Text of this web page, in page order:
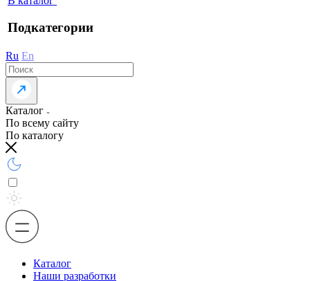
Подкатегории
Ru En
Каталог
По всему сайту
По каталогу
Каталог
Наши разработки